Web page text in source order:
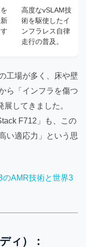
高度なvSLAM技
術を駆使したイ
ンフラレス自律
走行の普及。
工場が多く、床や壁
ら「インフラを傷つ
してきました。
F712」も、この
い適応力」という思
AMR技術と世界3
ィ）：